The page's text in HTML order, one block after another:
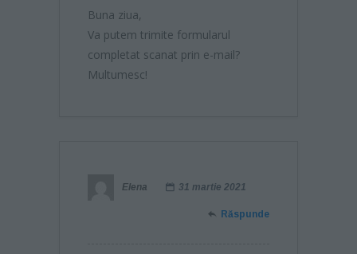
Buna ziua,
Va putem trimite formularul
completat scanat prin e-mail?
Multumesc!
Elena 31 martie 2021
Răspunde